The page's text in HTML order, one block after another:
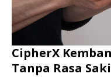
CipherX
Tanpa Rasa